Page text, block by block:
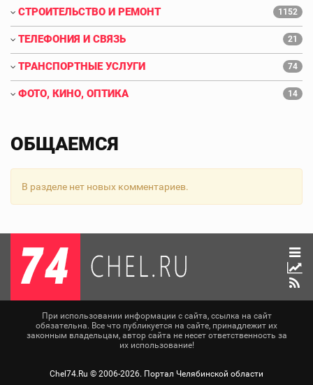
СТРОИТЕЛЬСТВО И РЕМОНТ 1152
ТЕЛЕФОНИЯ И СВЯЗЬ 21
ТРАНСПОРТНЫЕ УСЛУГИ 74
ФОТО, КИНО, ОПТИКА 14
ОБЩАЕМСЯ
В разделе нет новых комментариев.
При использовании информации с сайта, ссылка на сайт
обязательна. Все что публикуется на сайте, принадлежит их
законным владельцам, автор сайта не несет ответственность за
их использование!
Chel74.Ru © 2006-2026. Портал Челябинской области